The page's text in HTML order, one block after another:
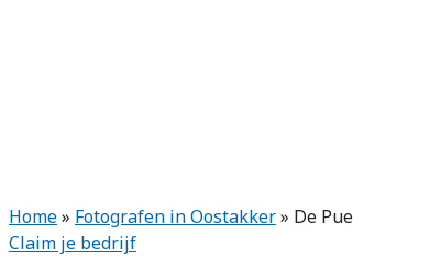
Home» Fotografen in Oostakker» De Pue
Claim je bedrijf